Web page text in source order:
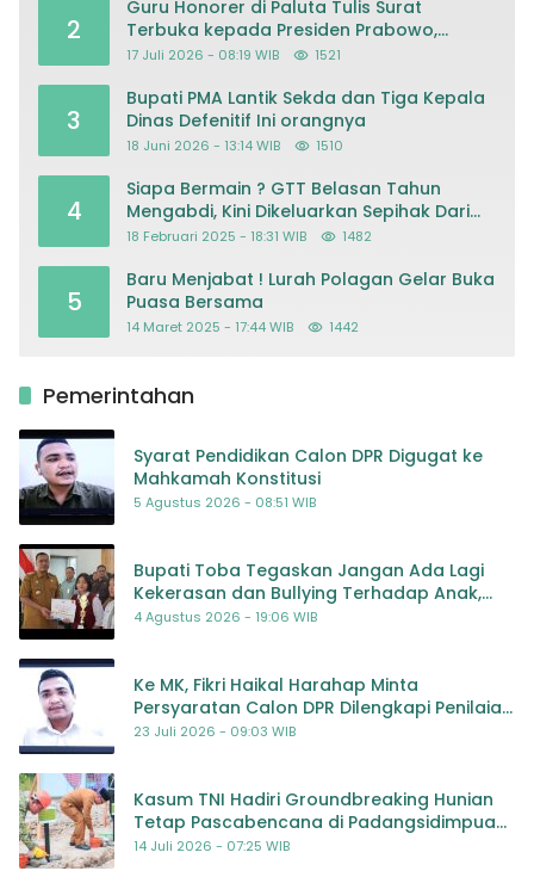
2
Guru Honorer di Paluta Tulis Surat
Terbuka kepada Presiden Prabowo,
Mohon Keadilan atas Dugaan
17 Juli 2026 - 08:19 WIB 1521
3
Bupati PMA Lantik Sekda dan Tiga Kepala
Dinas Defenitif Ini orangnya
18 Juni 2026 - 13:14 WIB 1510
4
Siapa Bermain ? GTT Belasan Tahun
Mengabdi, Kini Dikeluarkan Sepihak Dari
Dapodik
18 Februari 2025 - 18:31 WIB 1482
5
Baru Menjabat ! Lurah Polagan Gelar Buka
Puasa Bersama
14 Maret 2025 - 17:44 WIB 1442
Pemerintahan
Syarat Pendidikan Calon DPR Digugat ke
Mahkamah Konstitusi
5 Agustus 2026 - 08:51 WIB
Bupati Toba Tegaskan Jangan Ada Lagi
Kekerasan dan Bullying Terhadap Anak,
Dorong Kolaborasi Seluruh Pihak
4 Agustus 2026 - 19:06 WIB
Ke MK, Fikri Haikal Harahap Minta
Persyaratan Calon DPR Dilengkapi Penilaian
Kompetensi
23 Juli 2026 - 09:03 WIB
Kasum TNI Hadiri Groundbreaking Hunian
Tetap Pascabencana di Padangsidimpuan,
Harapan Baru bagi Penyintas
14 Juli 2026 - 07:25 WIB